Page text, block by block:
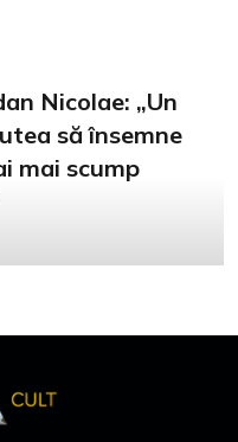
Nicolae: „Un
să însemne
mai scump